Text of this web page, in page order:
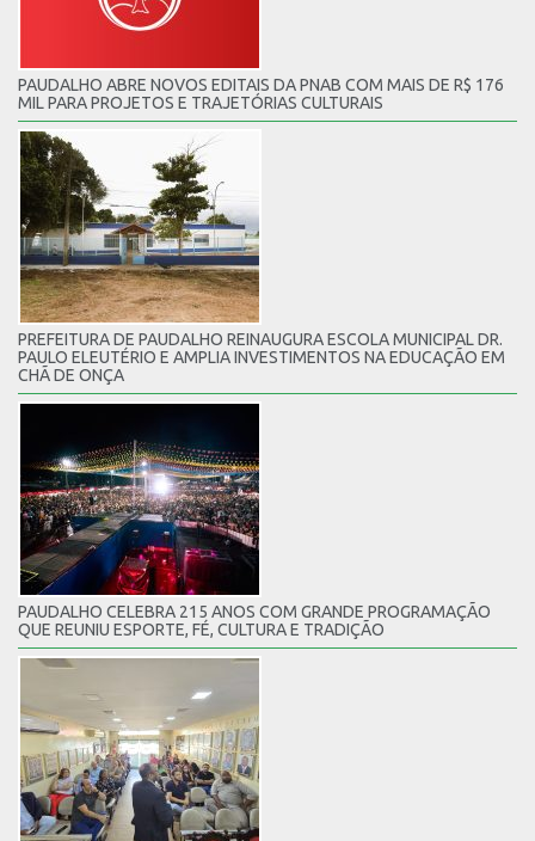
PAUDALHO ABRE NOVOS EDITAIS DA PNAB COM MAIS DE R$ 176
MIL PARA PROJETOS E TRAJETÓRIAS CULTURAIS
PREFEITURA DE PAUDALHO REINAUGURA ESCOLA MUNICIPAL DR.
PAULO ELEUTÉRIO E AMPLIA INVESTIMENTOS NA EDUCAÇÃO EM
CHÃ DE ONÇA
PAUDALHO CELEBRA 215 ANOS COM GRANDE PROGRAMAÇÃO
QUE REUNIU ESPORTE, FÉ, CULTURA E TRADIÇÃO